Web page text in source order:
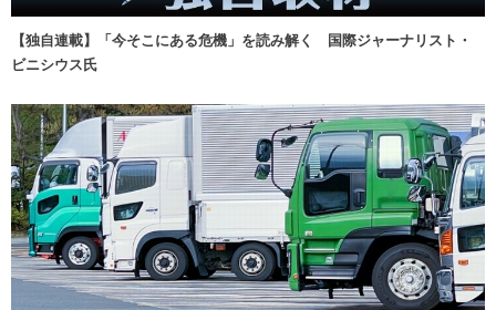
【独自連載】「今そこにある危機」を読み解く 国際ジャーナリスト・
ビニシウス氏